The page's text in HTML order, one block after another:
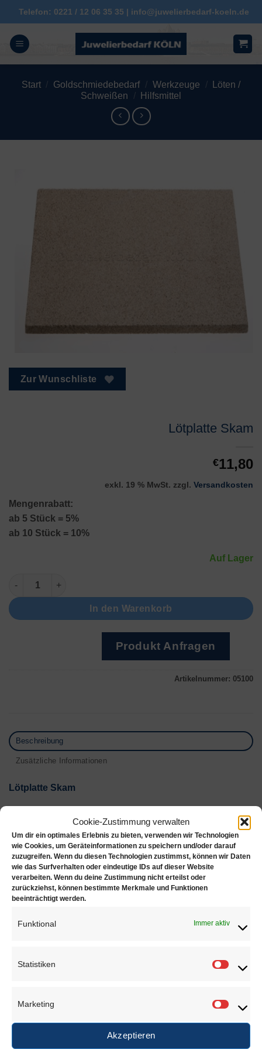
Cookie-Zustimmung verwalten
Um dir ein optimales Erlebnis zu bieten, verwenden wir Technologien
wie Cookies, um Geräteinformationen zu speichern und/oder darauf
zuzugreifen. Wenn du diesen Technologien zustimmst, können wir Daten
wie das Surfverhalten oder eindeutige IDs auf dieser Website
verarbeiten. Wenn du deine Zustimmung nicht erteilst oder
zurückziehst, können bestimmte Merkmale und Funktionen
beeinträchtigt werden.
Funktional Immer aktiv
Statistiken
Marketing
Akzeptieren
Zum
Inhalt
springen
Telefon: 0221 / 12 06 35 35 | info@juwelierbedarf-koeln.de
Start / Goldschmiedebedarf / Werkzeuge /
Löten /
Schweißen
/ Hilfsmittel
Zur Wunschliste
Lötplatte Skam
€11,80
exkl. 19 % MwSt. zzgl. Versandkosten
Mengenrabatt:
ab 5 Stück = 5%
ab 10 Stück = 10%
Auf Lager
Lötplatte Skam Menge
In den Warenkorb
Produkt Anfragen
Artikelnummer: 05100
Beschreibung
Zusätzliche Informationen
Lötplatte Skam
Feuer- und hitzefeste, asbestfreie Lötunterlage für alle
Maße: 330 x 220 x 15 mm
Hitzebeständig bis 1300°C
Asbestfrei
Material: Skamolex